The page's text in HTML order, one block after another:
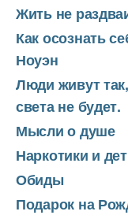
Жить не
Как осознать
Ноуэн
Люди живут
света не будет.
Мысли о душе
Наркотики и
Обиды
Подарок на